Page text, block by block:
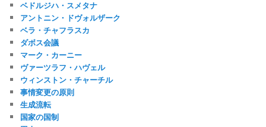
ベドルジハ・スメタナ
アントニン・ドヴォルザーク
ベラ・チャフラスカ
ダボス会議
マーク・カーニー
ヴァーツラフ・ハヴェル
ウィンストン・チャーチル
事情変更の原則
生成流転
国家の国制